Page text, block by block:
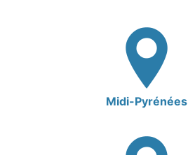
Midi-Pyrénées